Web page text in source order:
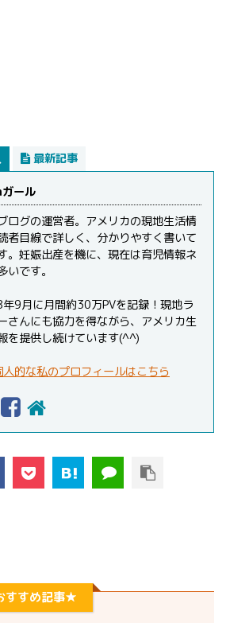
最新記事
ール
ログの運営者。アメリカの現地生活情
者目線で詳しく、分かりやすく書いて
。妊娠出産を機に、現在は育児情報ネ
いです。
9月に月間約30万PVを記録！現地ラ
さんにも協力を得ながら、アメリカ生
を提供し続けています(^^)
人的な私のプロフィールはこちら
すすめ記事★